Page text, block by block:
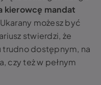
kierowcę mandat
możesz być
stwierdzi, że
trudno dostępnym, na
czy też w pełnym